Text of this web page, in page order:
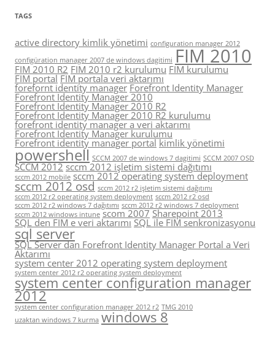
TAGS
active directory kimlik yönetimi configuration manager 2012
configüration manager 2007 de windows dagitimi FIM 2010
FIM 2010 R2 FIM 2010 r2 kurulumu FIM kurulumu
FIM portal FIM portala veri aktarımı
forefornt identity manager Forefront Identity Manager
Forefront Identity Manager 2010
Forefront Identity Manager 2010 R2
Forefront Identity Manager 2010 R2 kurulumu
forefront identity manager a veri aktarımı
Forefront Identity Manager kurulumu
Forefront identity manager portal kimlik yönetimi
powershell SCCM 2007 de windows 7 dagitimi SCCM 2007 OSD
SCCM 2012 sccm 2012 işletim sistemi dağıtımı
sccm 2012 mobile sccm 2012 operating system deployment
sccm 2012 osd sccm 2012 r2 işletim sistemi dağıtımı
sccm 2012 r2 operating system deployment sccm 2012 r2 osd
sccm 2012 r2 windows 7 dağıtımı sccm 2012 r2 windows 7 deployment
sccm 2012 windows intune scom 2007 Sharepoint 2013
SQL den FIM e veri aktarımı SQL ile FIM senkronizasyonu
sql server
SQL Server dan Forefront Identity Manager Portal a Veri
Aktarımı
system center 2012 operating system deployment
system center 2012 r2 operating system deployment
system center configuration manager
2012
system center configuration manager 2012 r2 TMG 2010
uzaktan windows 7 kurma windows 8